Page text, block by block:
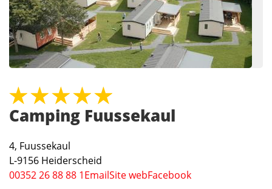
Camping Fuussekaul
4, Fuussekaul
L-9156 Heiderscheid
00352 26 88 88 1EmailSite webFacebook